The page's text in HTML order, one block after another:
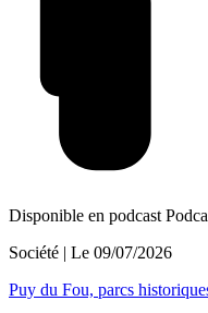
Disponible en podcast
Société | Le 09/07/2026
Puy du Fou, parcs